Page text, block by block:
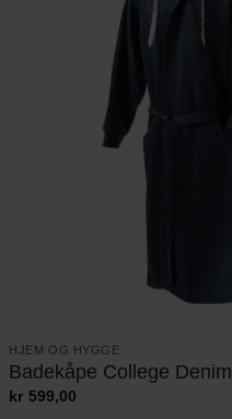
HJEM OG HYGGE
Badekåpe College Denim
kr 599,00